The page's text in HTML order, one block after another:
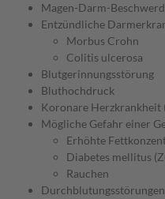
Magen-Darm-
Entzündliche
Morbus Crohn
Colitis ulcerosa
Blutgerinnungsstörung
Bluthochdruck
Koronare Herzkrankheit
Mögliche Gefahr einer
Erhöhte
Diabetes mellitus
Rauchen